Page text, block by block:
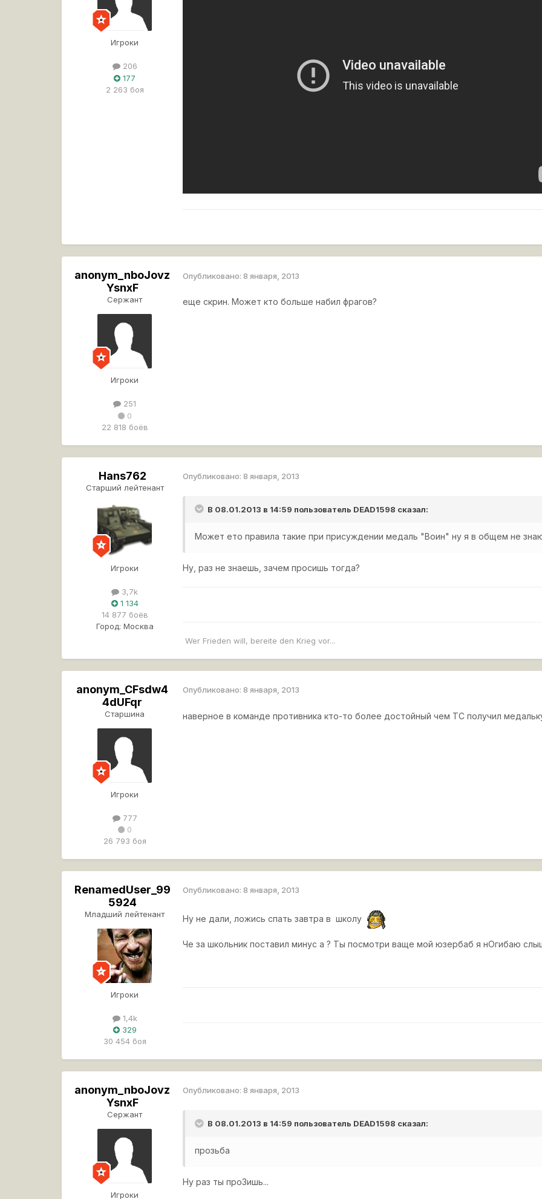
Игроки
206
177
2 263 боя
anonym_nboJovz
YsnxF
Сержант
Игроки
251
0
22 818 боёв
Опубликовано:8 января, 2013
еще скрин. Может кто больше набил фрагов?
Hans762
Старший лейтенант
Игроки
3,7k
1 134
14 877 боёв
Город: Москва
Опубликовано:8 января, 2013
В 08.01.2013 в 14:59 пользователь DEAD1598 сказал:
Может ето правила такие при присуждении медаль "Воин" ну я в общем не
Ну, раз не знаешь, зачем просишь тогда?
Wer Frieden will, bereite den Krieg vor...
anonym_CFsdw4
4dUFqr
Старшина
Игроки
777
0
26 793 боя
Опубликовано:8 января, 2013
наверное в команде противника кто-то более достойный чем ТС получил
RenamedUser_99
5924
Младший лейтенант
Игроки
1,4k
329
30 454 боя
Опубликовано:8 января, 2013
Ну не дали, ложись спать завтра в школу
Че за школьник поставил минус а ? Ты посмотри ваще мой юзербаб я нОгибаю
anonym_nboJovz
YsnxF
Сержант
Игроки
Опубликовано:8 января, 2013
В 08.01.2013 в 14:59 пользователь DEAD1598 сказал:
прозьба
Ну раз ты проЗишь...